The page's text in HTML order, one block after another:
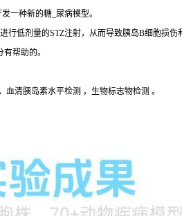
一种新的糖_尿病模型。
低剂量的STZ注射，从而导致胰岛B细胞损
帮助的。
清胰岛素水平检测 ，生物标志物检测 。